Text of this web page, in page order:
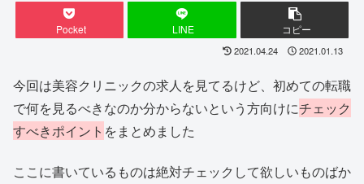
Pocket LINE コピー
2021.04.24 2021.01.13
今回は美容クリニックの求人を見てるけど、初めての転職
で何を見るべきなのか分からないという方向けにチェック
すべきポイント をまとめました
ここに書いているものは絶対チェックして欲しいものばか